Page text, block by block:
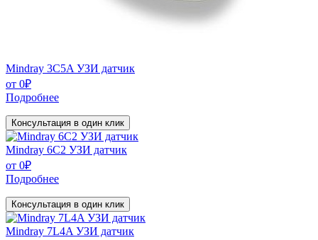
Mindray 3C5A УЗИ датчик
от 0₽
Подробнее
Консультация в один клик
Mindray 6C2 УЗИ датчик
от 0₽
Подробнее
Консультация в один клик
Mindray 7L4A УЗИ датчик